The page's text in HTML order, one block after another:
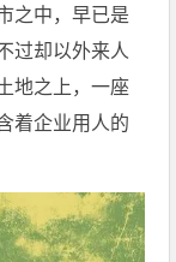
之中，早已是
过却以外来人
地之上，一座
着企业用人的